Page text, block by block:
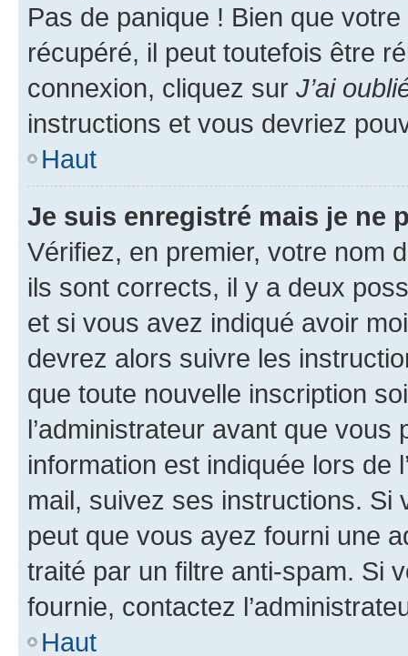
Pas de panique ! Bien que
récupéré, il peut toutefois être
connexion, cliquez sur J’ai
instructions et vous devriez
Haut
Je suis enregistré mais je ne
Vérifiez, en premier, votre nom
ils sont corrects, il y a deux
et si vous avez indiqué avoir
devrez alors suivre les
que toute nouvelle inscription
l’administrateur avant que
information est indiquée lors de
mail, suivez ses instructions. Si
peut que vous ayez fourni une
traité par un filtre anti-spam. Si
fournie, contactez
Haut